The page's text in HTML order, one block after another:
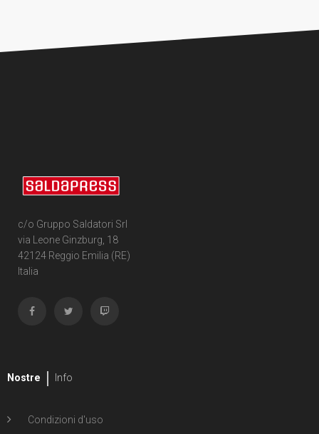
c/o Gruppo Saldatori Srl
via Leone Ginzburg, 18
42124 Reggio Emilia (RE)
Italia
Nostre Info
Condizioni d'uso